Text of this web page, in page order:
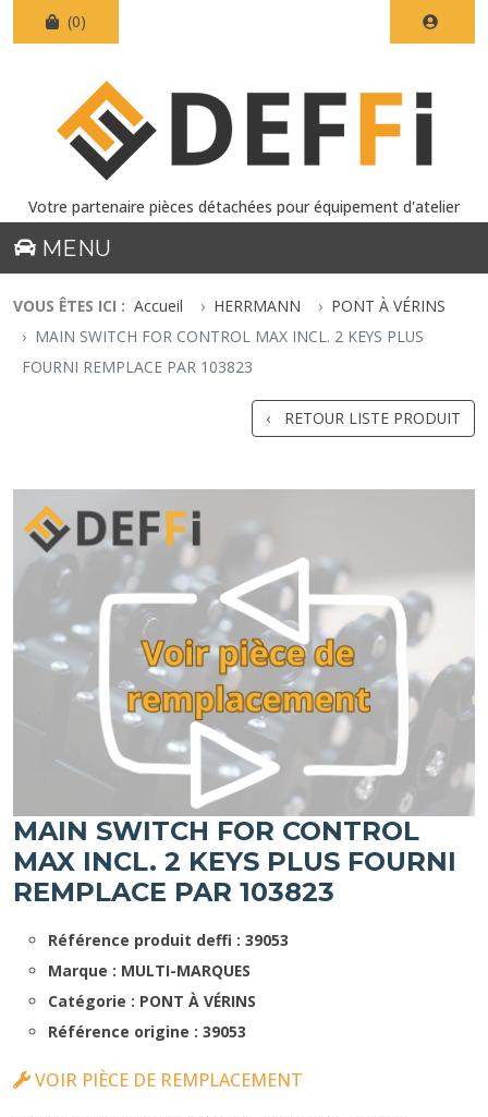
(0)
Votre partenaire pièces détachées pour équipement d'atelier
MENU
VOUS ÊTES ICI : Accueil HERRMANN
PONT À VÉRINS
MAIN SWITCH FOR CONTROL MAX INCL. 2 KEYS PLUS
FOURNI REMPLACE PAR 103823
RETOUR LISTE PRODUIT
MAIN SWITCH FOR CONTROL
MAX INCL. 2 KEYS PLUS FOURNI
REMPLACE PAR 103823
Référence produit deffi : 39053
Marque : MULTI-MARQUES
Catégorie : PONT À VÉRINS
Référence origine : 39053
VOIR PIÈCE DE REMPLACEMENT